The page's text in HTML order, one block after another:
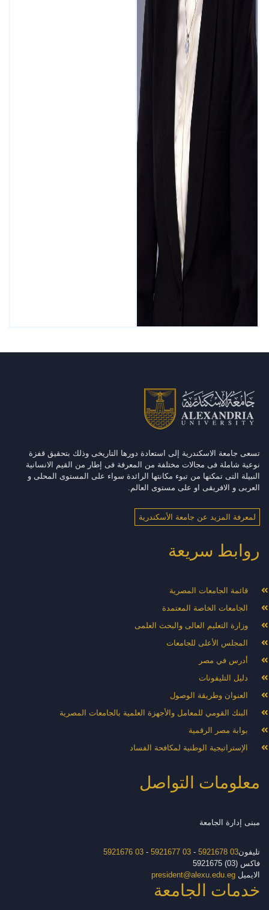
تسعى جامعة الاسكندرية إلى استعادة دورها التاريخى وذلك بتحقيق قفزة
نوعية شاملة فى مجالات مختلفة من المعرفة فى إطار من القيم الانسانية
النبيلة التى تمكنها من تبوء مكانتها الرائدة سواء على المستوى المحلى و
العربى و الافريقى او على مستوى العالم.
لمعرفة المزيد عن جامعة الأسكندرية
روابط سريعة
قائمة الجامعات المصرية
الجامعات الخاصة المعتمدة
وزارة التعليم العالى والبحث العلمى
المجلس الأعلى للجامعات
أدرس في مصر
دليل التليفونات
العنوان وطريقة الوصول
البنك القومي للمعامل والأجهزة العلمية بالجامعات المصرية
بوابة مصر الرقمية
الإستراتيجية الوطنية لمكافحة الفساد
معلومات التواصل
مبنى إدارة الجامعة
تليفون03 5921678
-
03 5921677
-
03 5921676
فاكس (03) 5921675
الايميلpresident@alexu.edu.eg
خدمات الجامعة